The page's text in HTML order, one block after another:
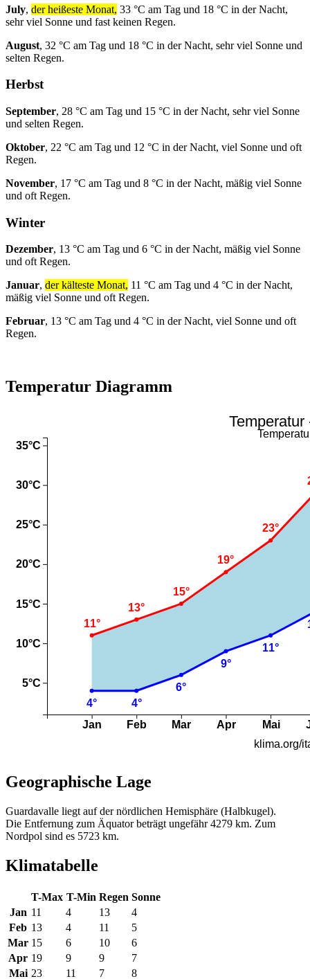
July, der heißeste Monat, 33 °C am Tag und 18 °C in der Nacht,
sehr viel Sonne und fast keinen Regen.
August, 32 °C am Tag und 18 °C in der Nacht, sehr viel Sonne und
selten Regen.
Herbst
September, 28 °C am Tag und 15 °C in der Nacht, sehr viel Sonne
und selten Regen.
Oktober, 22 °C am Tag und 12 °C in der Nacht, viel Sonne und oft
Regen.
November, 17 °C am Tag und 8 °C in der Nacht, mäßig viel Sonne
und oft Regen.
Winter
Dezember, 13 °C am Tag und 6 °C in der Nacht, mäßig viel Sonne
und oft Regen.
Januar, der kälteste Monat, 11 °C am Tag und 4 °C in der Nacht,
mäßig viel Sonne und oft Regen.
Februar, 13 °C am Tag und 4 °C in der Nacht, viel Sonne und oft
Regen.
Temperatur Diagramm
Geographische Lage
Guardavalle liegt auf der nördlichen Hemisphäre (Halbkugel).
Die Entfernung zum Äquator beträgt ungefähr 4279 km. Zum
Nordpol sind es 5723 km.
Klimatabelle
T-Max T-Min Regen Sonne
Jan 11 4 13
4
Feb 13 4 11
5
Mar 15 6 10
6
Apr 19 9 9
7
Mai 23 11 7 8